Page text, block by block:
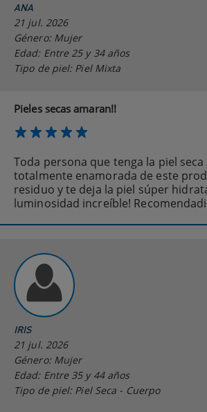
ANA
21 jul. 2026
Género: Mujer
Edad: Entre 25 y 34 años
Tipo de piel: Piel Mixta
Pieles secas amaran!!
Toda persona que tenga la piel
totalmente enamorada de este
residuo y te deja la piel súper
luminosidad increíble!
IRIS
21 jul. 2026
Género: Mujer
Edad: Entre 35 y 44 años
Tipo de piel: Piel Seca - Cuerpo